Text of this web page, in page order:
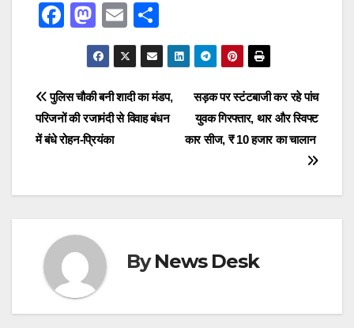
F
e
b
o
k
M
a
st
o
d
o
E
m
ail
h
ar
e
Post
navigation
सड़क पर स्टंटबाजी कर रहे पांच
युवक गिरफ्तार, थार और स्विफ्ट
कार सीज, ₹ 10 हजार का चालान
पुलिस चौकी बनी शादी का मंडप,
परिजनों की रजामंदी से विवाह बंधन
में बंधे रोहन-प्रियंका
ByNews Desk